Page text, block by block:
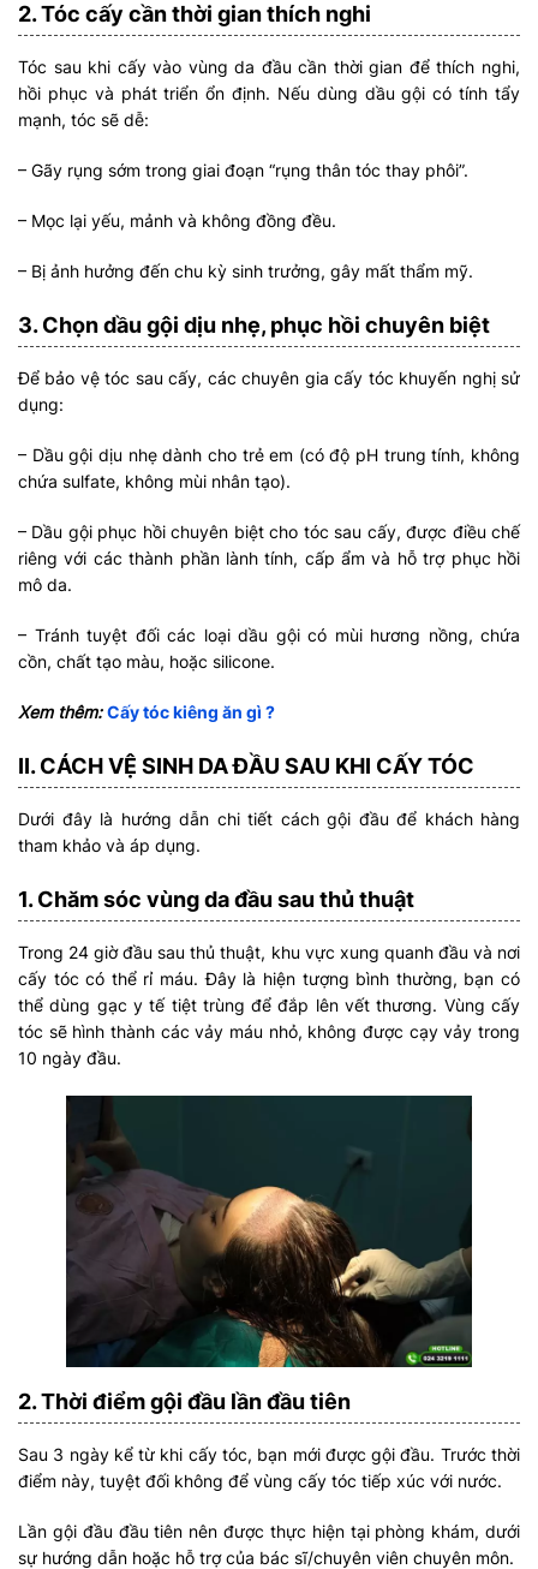
2. Tóc cấy cần thời gian thích nghi
Tóc sau khi cấy vào vùng da đầu cần thời gian để thích nghi,
hồi phục và phát triển ổn định. Nếu dùng dầu gội có tính tẩy
mạnh, tóc sẽ dễ:
– Gãy rụng sớm trong giai đoạn “rụng thân tóc thay phôi”.
– Mọc lại yếu, mảnh và không đồng đều.
– Bị ảnh hưởng đến chu kỳ sinh trưởng, gây mất thẩm mỹ.
3. Chọn dầu gội dịu nhẹ, phục hồi chuyên biệt
Để bảo vệ tóc sau cấy, các chuyên gia cấy tóc khuyến nghị sử
dụng:
– Dầu gội dịu nhẹ dành cho trẻ em (có độ pH trung tính, không
chứa sulfate, không mùi nhân tạo).
– Dầu gội phục hồi chuyên biệt cho tóc sau cấy, được điều chế
riêng với các thành phần lành tính, cấp ẩm và hỗ trợ phục hồi
mô da.
– Tránh tuyệt đối các loại dầu gội có mùi hương nồng, chứa
cồn, chất tạo màu, hoặc silicone.
Xem thêm: Cấy tóc kiêng ăn gì ?
II. CÁCH VỆ SINH DA ĐẦU SAU KHI CẤY TÓC
Dưới đây là hướng dẫn chi tiết cách gội đầu để khách hàng
tham khảo và áp dụng.
1. Chăm sóc vùng da đầu sau thủ thuật
Trong 24 giờ đầu sau thủ thuật, khu vực xung quanh đầu và nơi
cấy tóc có thể rỉ máu. Đây là hiện tượng bình thường, bạn có
thể dùng gạc y tế tiệt trùng để đắp lên vết thương. Vùng cấy
tóc sẽ hình thành các vảy máu nhỏ, không được cạy vảy trong
10 ngày đầu.
2. Thời điểm gội đầu lần đầu tiên
Sau 3 ngày kể từ khi cấy tóc, bạn mới được gội đầu. Trước thời
điểm này, tuyệt đối không để vùng cấy tóc tiếp xúc với nước.
Lần gội đầu đầu tiên nên được thực hiện tại phòng khám, dưới
sự hướng dẫn hoặc hỗ trợ của bác sĩ/chuyên viên chuyên môn.